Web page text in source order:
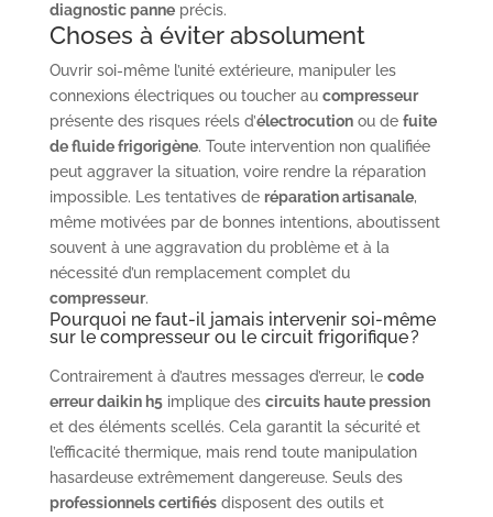
diagnostic panneprécis.
Choses à éviter absolument
Ouvrir soi-même l’unité extérieure, manipuler les
connexions électriques ou toucher au compresseur
présente des risques réels d’électrocutionou de fuite
de fluide frigorigène. Toute intervention non qualifiée
peut aggraver la situation, voire rendre la réparation
impossible. Les tentatives de réparation artisanale,
même motivées par de bonnes intentions, aboutissent
souvent à une aggravation du problème et à la
nécessité d’un remplacement complet du
compresseur.
Pourquoi ne faut-il jamais intervenir soi-même
sur le compresseur ou le circuit frigorifique ?
Contrairement à d’autres messages d’erreur, le code
erreur daikin h5implique des circuits haute pression
et des éléments scellés. Cela garantit la sécurité et
l’efficacité thermique, mais rend toute manipulation
hasardeuse extrêmement dangereuse. Seuls des
professionnels certifiésdisposent des outils et